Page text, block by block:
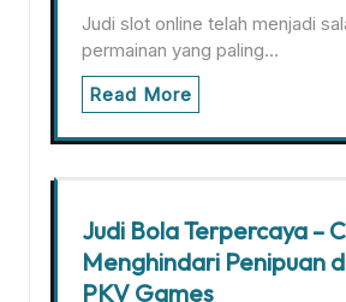
Judi slot online telah menjadi
permainan yang paling…
Read More
Judi Bola Terpercaya –
Menghindari Penipuan
PKV Games